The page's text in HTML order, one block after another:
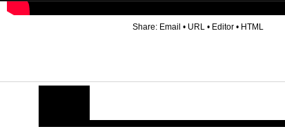
Share: Email • URL • Editor • HTML